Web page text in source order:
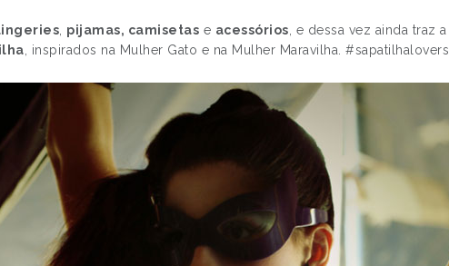
lingeries pijamas, camisetas e acessórios , e dessa vez ainda traz a
, inspirados na Mulher Gato e na Mulher Maravilha. #sapatilhalovers